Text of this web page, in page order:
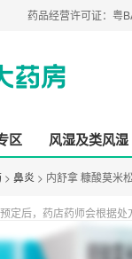
许可证：粤BA0200274
区 风湿及类风湿
> 鼻炎 > 内舒拿 糠酸莫米
定后，药店药师会根据处